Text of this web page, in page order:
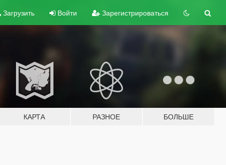
Загрузить Войти Зарегистрироваться
КАРТА РАЗНОЕ БОЛЬШЕ